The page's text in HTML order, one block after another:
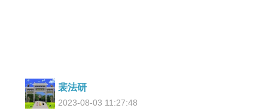
裴法研
2023-08-03 11:27:48